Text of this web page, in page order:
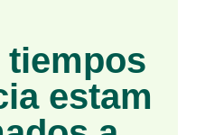
de
estamos